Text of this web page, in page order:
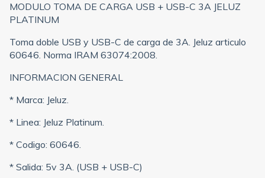
MODULO TOMA DE CARGA USB + USB-C 3A JELUZ
PLATINUM
Toma doble USB y USB-C de carga de 3A. Jeluz articulo
60646. Norma IRAM 63074:2008.
INFORMACION GENERAL
* Marca: Jeluz.
* Linea: Jeluz Platinum.
* Codigo: 60646.
* Salida: 5v 3A. (USB + USB-C)